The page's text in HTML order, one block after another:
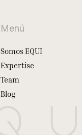
Menú
Somos EQUI
Expertise
Team
Blog